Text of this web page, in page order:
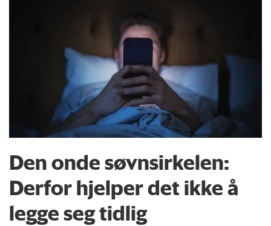
Den onde søvnsirkelen:
Derfor hjelper det ikke å
legge seg tidlig